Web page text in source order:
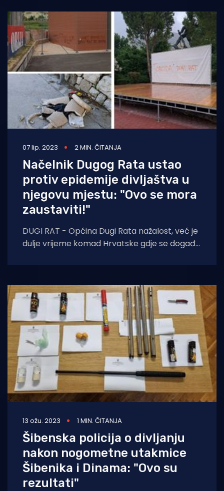
07 lip. 2023 2 MIN. ČITANJA
Načelnik Dugog Rata ustao
protiv epidemije divljaštva u
njegovu mjestu: "Ovo se mora
zaustaviti!"
DUGI RAT - Općina Dugi Rata nažalost, već je
dulje vrijeme komad Hrvatske gdje se događa
prirodi,
13 ožu. 2023 1 MIN. ČITANJA
Šibenska policija o divljanju
nakon nogometne utakmice
Šibenika i Dinama: "Ovo su
rezultati"